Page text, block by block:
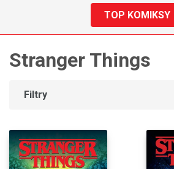
TOP KOMIKSY
Stranger Things
Filtry